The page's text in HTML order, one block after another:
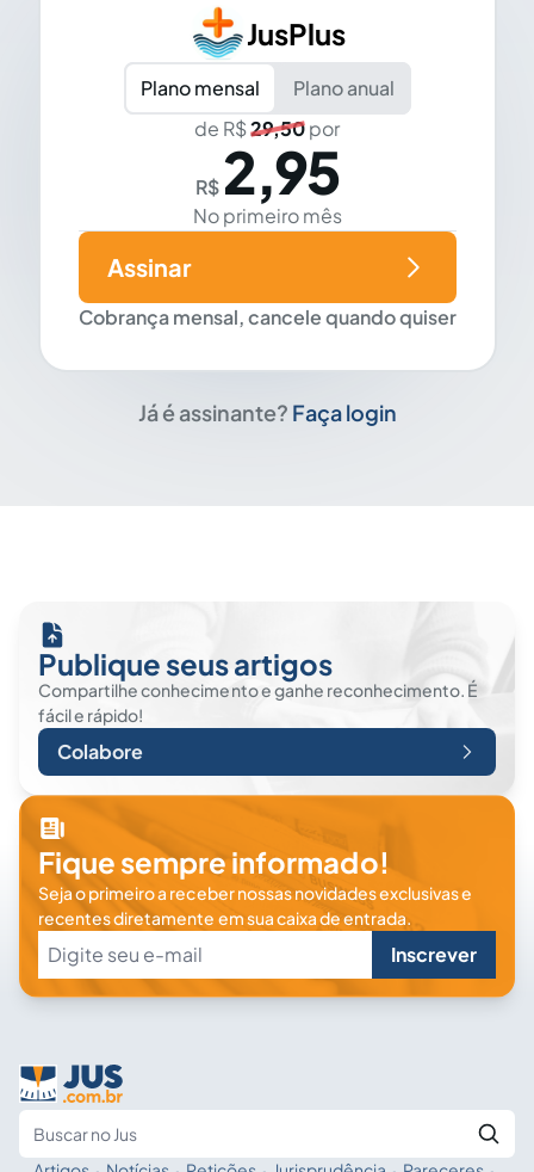
JusPlus
Plano mensal
Plano anual
de R$29,50por
R$ 2,95
No primeiro mês
Cobrança mensal, cancele quando quiser
Assinar
Já é assinante? Faça login
Publique seus artigos
Compartilhe conhecimento e ganhe reconhecimento. É
fácil e rápido!
Colabore
Fique sempre informado!
Seja o primeiro a receber nossas novidades exclusivas e
recentes diretamente em sua caixa de entrada.
Inscrever